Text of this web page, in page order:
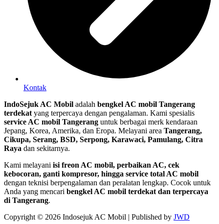
Kontak
IndoSejuk AC Mobil adalah bengkel AC mobil Tangerang
terdekat yang terpercaya dengan pengalaman. Kami spesialis
service AC mobil Tangerang untuk berbagai merk kendaraan
Jepang, Korea, Amerika, dan Eropa. Melayani area Tangerang,
Cikupa, Serang, BSD, Serpong, Karawaci, Pamulang, Citra
Raya dan sekitarnya.
Kami melayani isi freon AC mobil, perbaikan AC, cek
kebocoran, ganti kompresor, hingga service total AC mobil
dengan teknisi berpengalaman dan peralatan lengkap. Cocok untuk
Anda yang mencari bengkel AC mobil terdekat dan terpercaya
di Tangerang.
Copyright © 2026 Indosejuk AC Mobil | Published by JWD